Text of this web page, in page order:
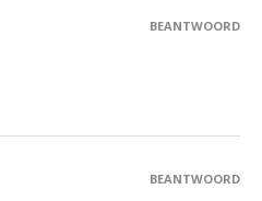
BEANTWOORD
BEANTWOORD